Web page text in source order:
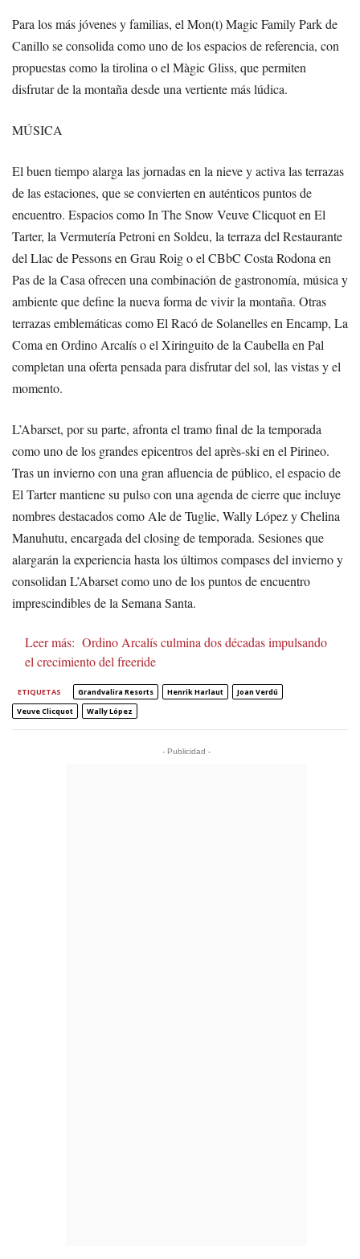
Para los más jóvenes y familias, el Mon(t) Magic Family Park de
Canillo se consolida como uno de los espacios de referencia, con
propuestas como la tirolina o el Màgic Gliss, que permiten
disfrutar de la montaña desde una vertiente más lúdica.
MÚSICA
El buen tiempo alarga las jornadas en la nieve y activa las terrazas
de las estaciones, que se convierten en auténticos puntos de
encuentro. Espacios como In The Snow Veuve Clicquot en El
Tarter, la Vermutería Petroni en Soldeu, la terraza del Restaurante
del Llac de Pessons en Grau Roig o el CBbC Costa Rodona en
Pas de la Casa ofrecen una combinación de gastronomía, música y
ambiente que define la nueva forma de vivir la montaña. Otras
terrazas emblemáticas como El Racó de Solanelles en Encamp, La
Coma en Ordino Arcalís o el Xiringuito de la Caubella en Pal
completan una oferta pensada para disfrutar del sol, las vistas y el
momento.
L’Abarset, por su parte, afronta el tramo final de la temporada
como uno de los grandes epicentros del après-ski en el Pirineo.
Tras un invierno con una gran afluencia de público, el espacio de
El Tarter mantiene su pulso con una agenda de cierre que incluye
nombres destacados como Ale de Tuglie, Wally López y Chelina
Manuhutu, encargada del closing de temporada. Sesiones que
alargarán la experiencia hasta los últimos compases del invierno y
consolidan L’Abarset como uno de los puntos de encuentro
imprescindibles de la Semana Santa.
Leer más: Ordino Arcalís culmina dos décadas impulsando
el crecimiento del freeride
ETIQUETAS Grandvalira Resorts Henrik Harlaut
Joan Verdú
Veuve Clicquot
Wally López
- Publicidad -